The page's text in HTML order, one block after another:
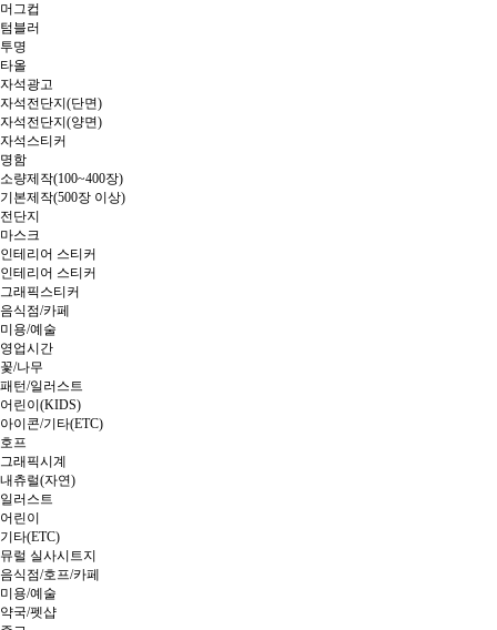
머그컵
텀블러
투명
타올
자석광고
자석전단지(단면)
자석전단지(양면)
자석스티커
명함
소량제작(100~400장)
기본제작(500장 이상)
전단지
마스크
인테리어 스티커
인테리어 스티커
그래픽스티커
음식점/카페
미용/예술
영업시간
꽃/나무
패턴/일러스트
어린이(KIDS)
아이콘/기타(ETC)
호프
그래픽시계
내츄럴(자연)
일러스트
어린이
기타(ETC)
뮤럴 실사시트지
음식점/호프/카페
미용/예술
약국/펫샵